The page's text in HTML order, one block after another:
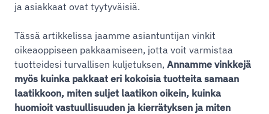
ja asiakkaat ovat tyytyväisiä.
Tässä artikkelissa jaamme asiantuntijan vinkit
oikeaoppiseen pakkaamiseen, jotta voit varmistaa
tuotteidesi turvallisen kuljetuksen, Annamme vinkkejä
myös kuinka pakkaat eri kokoisia tuotteita samaan
laatikkoon, miten suljet laatikon oikein, kuinka
huomioit vastuullisuuden ja kierrätyksen ja miten